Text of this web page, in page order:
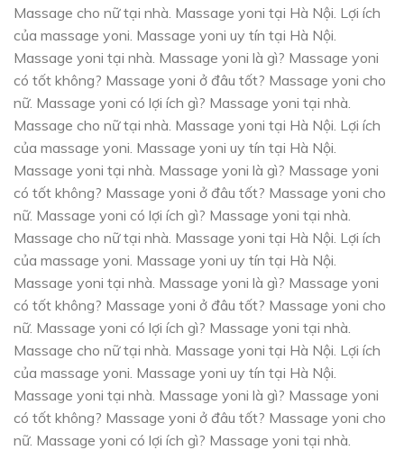
Massage cho nữ tại nhà. Massage yoni tại Hà Nội. Lợi ích
của massage yoni. Massage yoni uy tín tại Hà Nội.
Massage yoni tại nhà. Massage yoni là gì? Massage yoni
có tốt không? Massage yoni ở đâu tốt? Massage yoni cho
nữ. Massage yoni có lợi ích gì? Massage yoni tại nhà.
Massage cho nữ tại nhà. Massage yoni tại Hà Nội. Lợi ích
của massage yoni. Massage yoni uy tín tại Hà Nội.
Massage yoni tại nhà. Massage yoni là gì? Massage yoni
có tốt không? Massage yoni ở đâu tốt? Massage yoni cho
nữ. Massage yoni có lợi ích gì? Massage yoni tại nhà.
Massage cho nữ tại nhà. Massage yoni tại Hà Nội. Lợi ích
của massage yoni. Massage yoni uy tín tại Hà Nội.
Massage yoni tại nhà. Massage yoni là gì? Massage yoni
có tốt không? Massage yoni ở đâu tốt? Massage yoni cho
nữ. Massage yoni có lợi ích gì? Massage yoni tại nhà.
Massage cho nữ tại nhà. Massage yoni tại Hà Nội. Lợi ích
của massage yoni. Massage yoni uy tín tại Hà Nội.
Massage yoni tại nhà. Massage yoni là gì? Massage yoni
có tốt không? Massage yoni ở đâu tốt? Massage yoni cho
nữ. Massage yoni có lợi ích gì? Massage yoni tại nhà.